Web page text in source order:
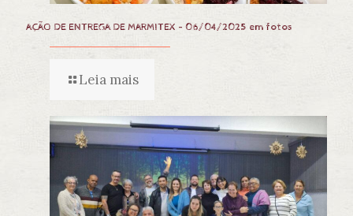
AÇÃO DE ENTREGA DE MARMITEX – 06/04/2025 em fotos
Leia mais